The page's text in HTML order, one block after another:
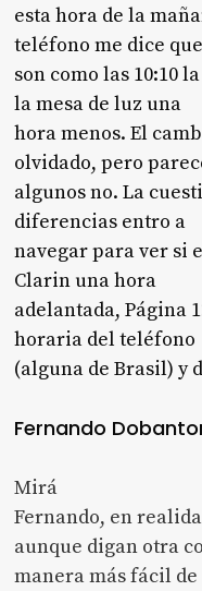
esta hora de la
teléfono me dice que
son como las 10:10
la mesa de luz una
hora menos. El
olvidado, pero
algunos no. La
diferencias entro a
navegar para ver si
Clarin una hora
adelantada, Página
horaria del teléfono
(alguna de Brasil) y
Fernando
Mirá
Fernando, en
aunque digan otra
manera más fácil